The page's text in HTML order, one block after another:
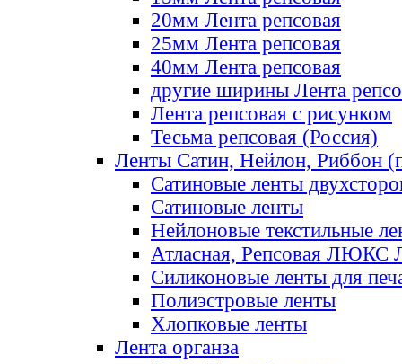
20мм Лента репсовая
25мм Лента репсовая
40мм Лента репсовая
другие ширины Лента
Лента репсовая с рисунком
Тесьма репсовая (Россия)
Ленты Сатин, Нейлон, Риббон
Сатиновые ленты
Сатиновые ленты
Нейлоновые текстильные
Атласная, Репсовая ЛЮКС
Силиконовые ленты для
Полиэстровые ленты
Хлопковые ленты
Лента органза